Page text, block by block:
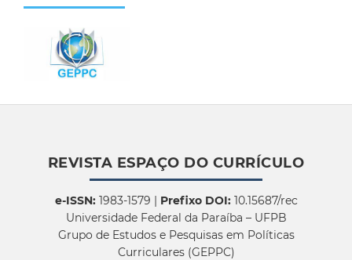
REVISTA ESPAÇO DO CURRÍCULO
e-ISSN:1983-1579 | Prefixo DOI:10.15687/rec
Universidade Federal da Paraíba – UFPB
Grupo de Estudos e Pesquisas em Políticas
Curriculares (GEPPC)